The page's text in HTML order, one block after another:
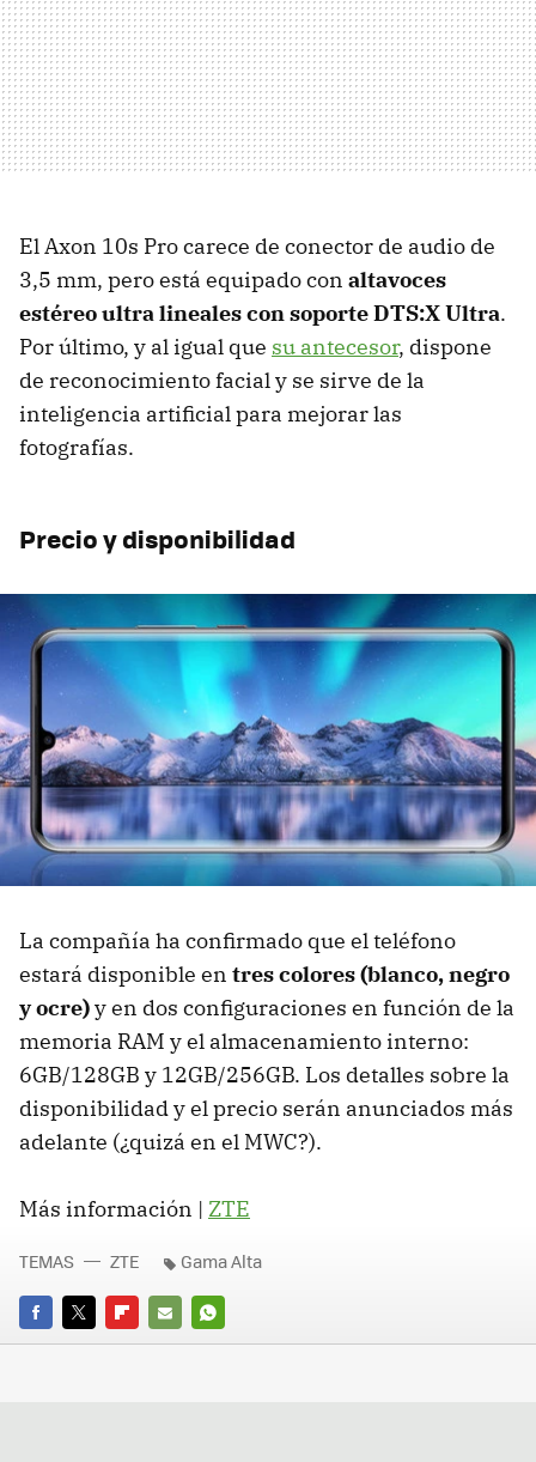
El Axon 10s Pro carece de conector de audio de
3,5 mm, pero está equipado con altavoces
estéreo ultra lineales con soporte DTS:X Ultra.
Por último, y al igual que su antecesor, dispone
de reconocimiento facial y se sirve de la
inteligencia artificial para mejorar las
fotografías.
Precio y disponibilidad
La compañía ha confirmado que el teléfono
estará disponible en tres colores (blanco, negro
y ocre)y en dos configuraciones en función de la
memoria RAM y el almacenamiento interno:
6GB/128GB y 12GB/256GB. Los detalles sobre la
disponibilidad y el precio serán anunciados más
adelante (¿quizá en el MWC?).
Más información | ZTE
FACEBOOK
TWITTERFLIPBOARD
E-
WHATSAPP
TEMAS ZTE Gama Alta